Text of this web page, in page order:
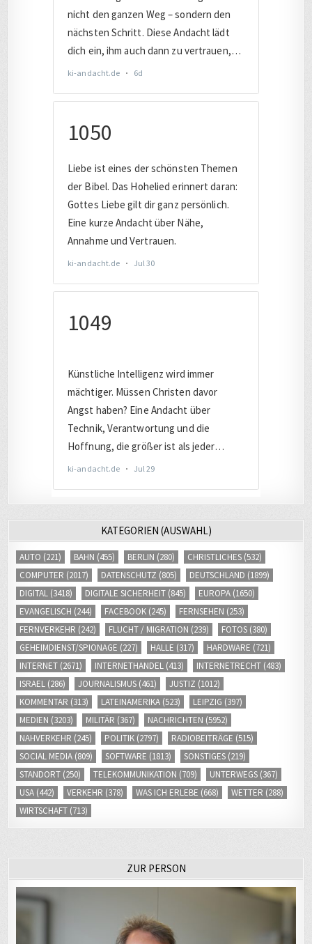
KATEGORIEN (AUSWAHL)
AUTO (221) BAHN (455) BERLIN (280) CHRISTLICHES (532)
COMPUTER (2017) DATENSCHUTZ (805) DEUTSCHLAND (1899)
DIGITAL (3418) DIGITALE SICHERHEIT (845) EUROPA (1650)
EVANGELISCH (244) FACEBOOK (245) FERNSEHEN (253)
FERNVERKEHR (242) FLUCHT / MIGRATION (239) FOTOS (380)
GEHEIMDIENST/SPIONAGE (227) HALLE (317) HARDWARE (721)
INTERNET (2671) INTERNETHANDEL (413) INTERNETRECHT (483)
ISRAEL (286) JOURNALISMUS (461) JUSTIZ (1012)
KOMMENTAR (313) LATEINAMERIKA (523) LEIPZIG (397)
MEDIEN (3203) MILITÄR (367) NACHRICHTEN (5952)
NAHVERKEHR (245) POLITIK (2797) RADIOBEITRÄGE (515)
SOCIAL MEDIA (809) SOFTWARE (1813) SONSTIGES (219)
STANDORT (250) TELEKOMMUNIKATION (709) UNTERWEGS (367)
USA (442) VERKEHR (378) WAS ICH ERLEBE (668) WETTER (288)
WIRTSCHAFT (713)
ZUR PERSON